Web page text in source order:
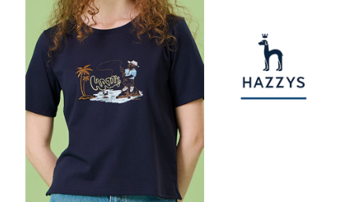
２．關於個人資料處理事宜，請瀏覽以下網址：
https://aftee.tw/terms/#terms3
３．未成年的使用者請事先徵得法定代理人或監護人之同意方可使用
「AFTEE先享後付」，若未經同意申辦者引起之損失，本公司不負相關責
任。
４．使用「AFTEE先享後付」時，將依據個別帳號之用戶狀況，依本公司即
時審查核予不同之上限額度；若仍有額度不足之情形，本公司將視審查結果
請求用戶進行身份認證。
５．嚴禁一人註冊多個帳號或使用他人資訊註冊。若發現惡意使用之情形，
恩沛科技股份有限公司將有權停止該用戶之使用額度並採取法律行動。
每筆NT$80，滿NT$2,000(含以上)免運費
宅配
每筆NT$80，滿NT$2,000(含以上)免運費
每筆NT$280，滿NT$2,000(含以上)免運費